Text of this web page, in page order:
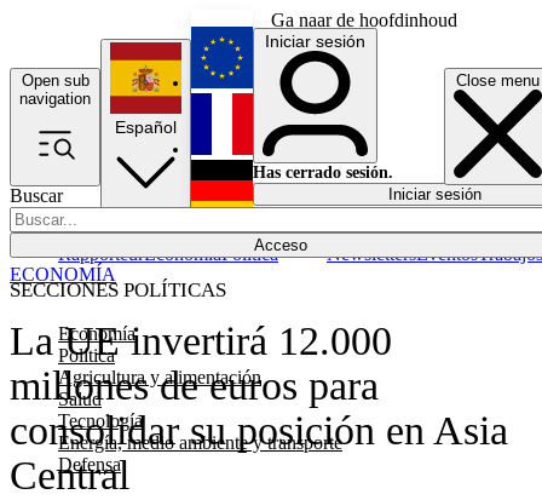
Ga naar de hoofdinhoud
Open sub
navigation
Close menu
Buscar
Acceso
SECCIONES POLÍTICAS
Economía
Política
Agricultura y alimentación
Salud
Tecnología
Energía, medio ambiente y transporte
Defensa
RapporteurEconomíaPolítica NewslettersEventosTrabajos
Español
English
Français
Iniciar sesión
Has cerrado sesión.
Iniciar sesión
La UE invertirá 12.000
millones de euros para
consolidar su posición en Asia
Central
ECONOMÍA